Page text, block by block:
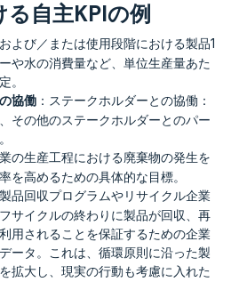
る自主KPIの例
よび／または使用段階における製品1
や水の消費量など、単位生産量あた
。
協働 ：ステークホルダーとの協働：
その他のステークホルダーとのパー
業の生産工程における廃棄物の発生を
を高めるための具体的な目標。
製品回収プログラムやリサイクル企業
サイクルの終わりに製品が回収、再
用されることを保証するための企業
ータ。これは、循環原則に沿った製
拡大し、現実の行動も考慮に入れた